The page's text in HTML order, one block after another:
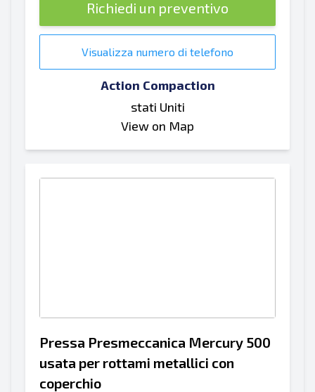
Richiedi un preventivo
Visualizza numero di telefono
Action Compaction
stati Uniti
View on Map
Pressa Presmeccanica Mercury 500
usata per rottami metallici con
coperchio